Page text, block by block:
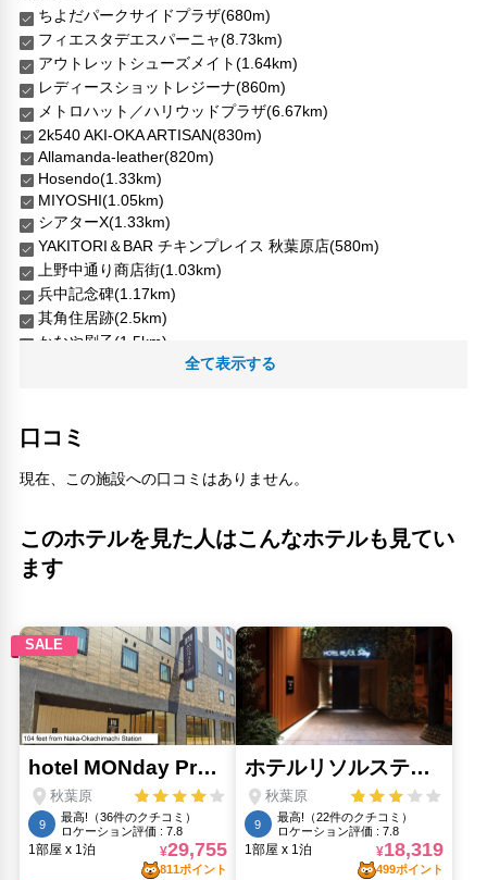
ちよだパークサイドプラザ(680m)
フィエスタデエスパーニャ(8.73km)
アウトレットシューズメイト(1.64km)
レディースショットレジーナ(860m)
メトロハット／ハリウッドプラザ(6.67km)
2k540 AKI-OKA ARTISAN(830m)
Allamanda-leather(820m)
Hosendo(1.33km)
MIYOSHI(1.05km)
シアターX(1.33km)
YAKITORI＆BAR チキンプレイス 秋葉原店(580m)
上野中通り商店街(1.03km)
兵中記念碑(1.17km)
其角住居跡(2.5km)
かなや刷子(1.5km)
前野原温泉 さやの湯処(11.12km)
和泉公園(590m)
地下鉄 後楽園駅(2.93km)
コンゴ大使館(340m)
天王寺(2.84km)
常盤橋(2.27km)
志村商店(1.16km)
新御徒町(460m)
水道橋(2.68km)
きしょぎょう発祥の地(3.11km)
美倉橋公衆トイレ(780m)
脱出ゲームなぞばこ東京（KN浅草ビル）(1.28km)
葛飾衣装まつり(11.82km)
野の花司(3.7km)
錦糸公園(3.03km)
隅田川花火(1.82km)
雑司が谷旧宣教師館(5.99km)
全て表示する
口コミ
現在、この施設への口コミはありません。
このホテルを見た人はこんなホテルも見てい
ます